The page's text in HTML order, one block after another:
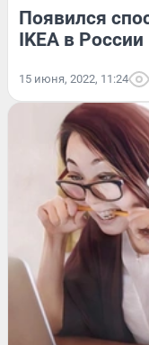
Появился
IKEA в России
15 июня, 2022, 11:24